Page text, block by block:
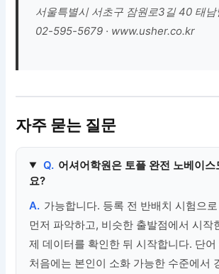
서울특별시 서초구 잠원로3길 40 태
02-595-5679 · www.usher.co.kr
자주 묻는 질문
Q. 어셔어학원은 토플 완전 노베이
요?
A. 가능합니다. 등록 전 반배치 시험으
먼저 파악하고, 비슷한 출발점에서 시작
제 데이터를 확인한 뒤 시작합니다. 단어
처음에는 본인이 소화 가능한 수준에서